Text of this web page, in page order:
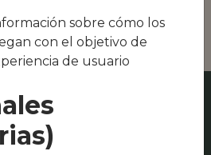
sobre cómo los
con el objetivo de
de usuario